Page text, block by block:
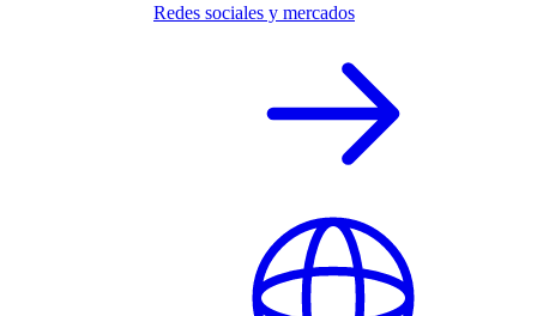
Redes sociales y mercados